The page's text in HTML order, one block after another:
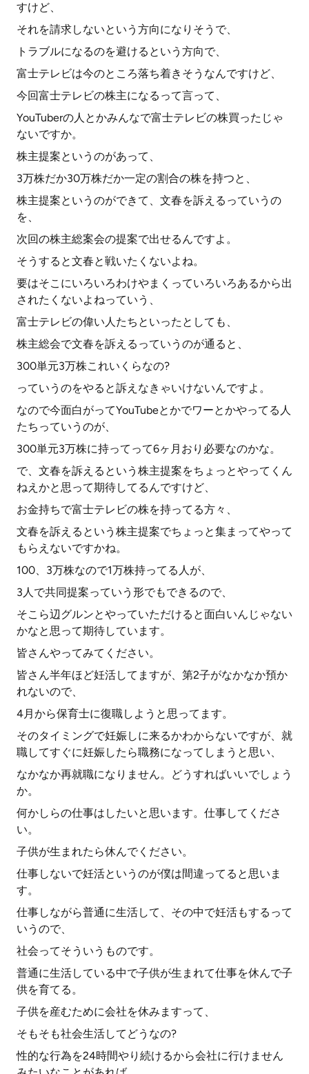
すけど、
それを請求しないという方向になりそうで、
トラブルになるのを避けるという方向で、
富士テレビは今のところ落ち着きそうなんですけど、
今回富士テレビの株主になるって言って、
YouTuberの人とかみんなで富士テレビの株買ったじゃ
ないですか。
株主提案というのがあって、
3万株だか30万株だか一定の割合の株を持つと、
株主提案というのができて、文春を訴えるっていうの
を、
次回の株主総案会の提案で出せるんですよ。
そうすると文春と戦いたくないよね。
要はそこにいろいろわけやまくっていろいろあるから出
されたくないよねっていう、
富士テレビの偉い人たちといったとしても、
株主総会で文春を訴えるっていうのが通ると、
300単元3万株これいくらなの?
っていうのをやると訴えなきゃいけないんですよ。
なので今面白がってYouTubeとかでワーとかやってる人
たちっていうのが、
300単元3万株に持ってって6ヶ月おり必要なのかな。
で、文春を訴えるという株主提案をちょっとやってくん
ねえかと思って期待してるんですけど、
お金持ちで富士テレビの株を持ってる方々、
文春を訴えるという株主提案でちょっと集まってやって
もらえないですかね。
100、3万株なので1万株持ってる人が、
3人で共同提案っていう形でもできるので、
そこら辺グルンとやっていただけると面白いんじゃない
かなと思って期待しています。
皆さんやってみてください。
皆さん半年ほど妊活してますが、第2子がなかなか預か
れないので、
4月から保育士に復職しようと思ってます。
そのタイミングで妊娠しに来るかわからないですが、就
職してすぐに妊娠したら職務になってしまうと思い、
なかなか再就職になりません。どうすればいいでしょう
か。
何かしらの仕事はしたいと思います。仕事してくださ
い。
子供が生まれたら休んでください。
仕事しないで妊活というのが僕は間違ってると思いま
す。
仕事しながら普通に生活して、その中で妊活もするって
いうので、
社会ってそういうものです。
普通に生活している中で子供が生まれて仕事を休んで子
供を育てる。
子供を産むために会社を休みますって、
そもそも社会生活してどうなの?
性的な行為を24時間やり続けるから会社に行けません